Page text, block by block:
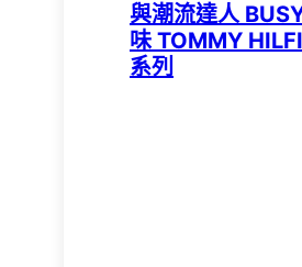
與潮流達人
味 TOMMY
系列